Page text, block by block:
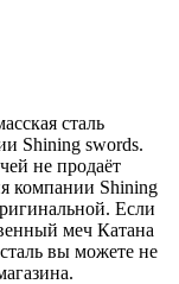
сталь
Shining swords.
не продаёт
компании Shining
Если
меч Катана
вы можете не